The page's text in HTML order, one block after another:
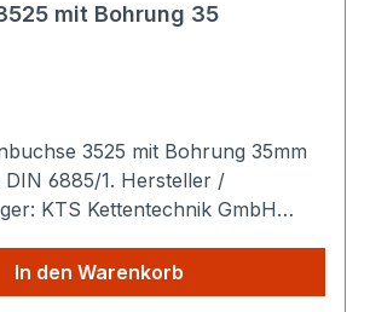
mit Bohrung 35
3525 mit Bohrung 35mm
6885/1. Hersteller /
KTS Kettentechnik GmbH
Taper Spannbuchse
In den Warenkorb